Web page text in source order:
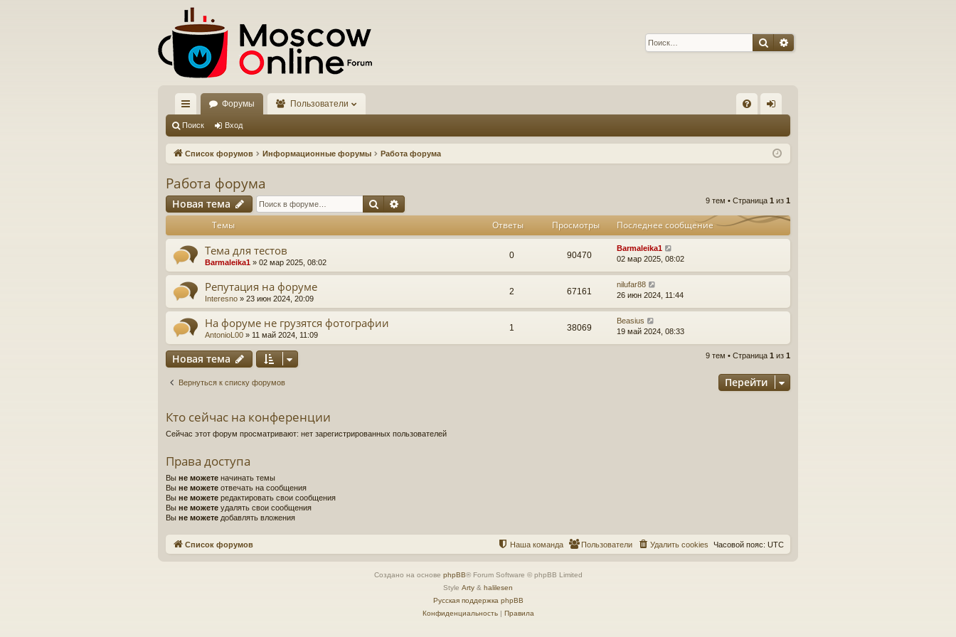
ПоискРасширенный поиск
с
ы
и
Форумы Пользователи
Q д
Поиск Вход
Список форумов Информационные форумы Работа форума
Работа форума
Новая тема Поиск 9 тем • Страница 1 из 1
Темы Ответы Просмотры Последнее сообщение
Тема для тестов
Barmaleika1 » 02 мар 2025, 08:02
0 90470
Barmaleika1
02 мар 2025, 08:02
Репутация на форуме
Interesno » 23 июн 2024, 20:09
2 67161
nilufar88
26 июн 2024, 11:44
На форуме не грузятся фотографии
AntonioL00 » 11 май 2024, 11:09
1 38069
Beasius
19 май 2024, 08:33
Новая тема 9 тем • Страница 1 из 1
Вернуться к списку форумов Перейти
Кто сейчас на конференции
Сейчас этот форум просматривают: нет зарегистрированных пользователей
Права доступа
Вы не можете начинать темы
Вы не можете отвечать на сообщения
Вы не можете редактировать свои сообщения
Вы не можете удалять свои сообщения
Вы не можете добавлять вложения
Список форумов Часовой пояс: UTC
Удалить cookies
Пользователи
Наша команда
Создано на основе phpBB® Forum Software © phpBB Limited
Style Arty & halilesen
Русская поддержка phpBB
Конфиденциальность| Правила